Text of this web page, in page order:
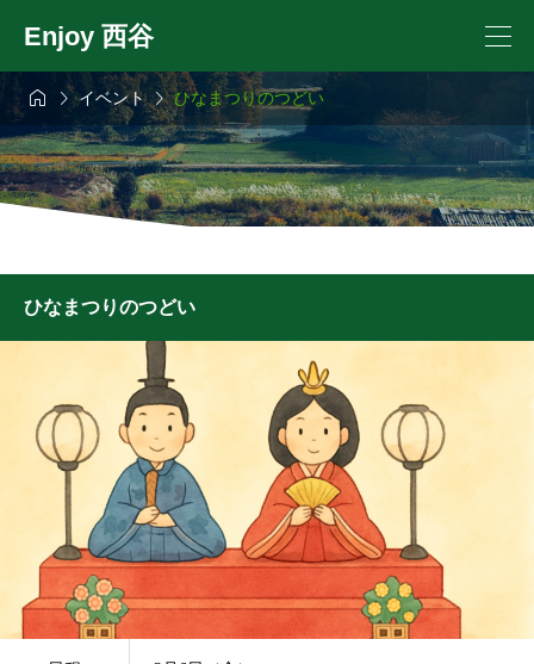
Enjoy 西谷
 イベントひなまつりのつどい
ひなまつりのつどい